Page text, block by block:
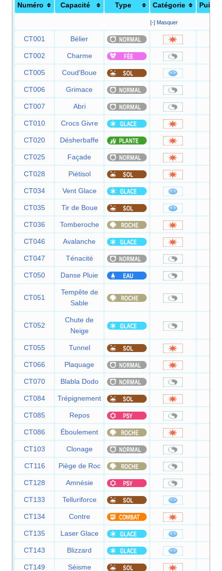
Numéro Capacité Type Catégorie
[-] Masquer
CT001 Bélier
CT002 Charme
CT005 Coud'Boue
CT006 Grimace
CT007 Abri
CT010 Crocs Givre
CT020 Désherbaffe
CT025 Façade
CT028 Piétisol
CT034 Vent Glace
CT035 Tir de Boue
CT036 Tomberoche
CT046 Avalanche
CT047 Ténacité
CT050 Danse Pluie
CT051
Tempête de
Sable
CT052
Chute de
Neige
CT055 Tunnel
CT066 Plaquage
CT070 Blabla Dodo
CT084 Trépignement
CT085 Repos
CT086 Éboulement
CT103 Clonage
CT116 Piège de Roc
CT128 Amnésie
CT133 Telluriforce
CT134 Contre
CT135 Laser Glace
CT143 Blizzard
CT149 Séisme